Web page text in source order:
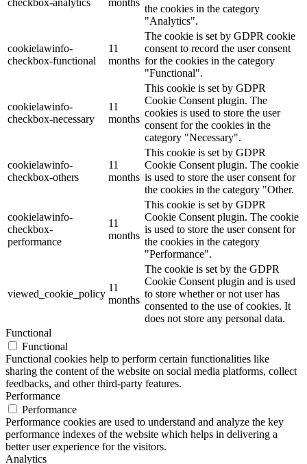
checkbox-analytics
months
the cookies in the category
"Analytics".
cookielawinfo-
checkbox-functional
11
months
The cookie is set by GDPR cookie
consent to record the user consent
for the cookies in the category
"Functional".
cookielawinfo-
checkbox-necessary
11
months
This cookie is set by GDPR
Cookie Consent plugin. The
cookies is used to store the user
consent for the cookies in the
category "Necessary".
cookielawinfo-
checkbox-others
11
months
This cookie is set by GDPR
Cookie Consent plugin. The cookie
is used to store the user consent for
the cookies in the category "Other.
cookielawinfo-
checkbox-
performance
11
months
This cookie is set by GDPR
Cookie Consent plugin. The cookie
is used to store the user consent for
the cookies in the category
"Performance".
viewed_cookie_policy
11
months
The cookie is set by the GDPR
Cookie Consent plugin and is used
to store whether or not user has
consented to the use of cookies. It
does not store any personal data.
Functional
Functional
Functional cookies help to perform certain functionalities like
sharing the content of the website on social media platforms, collect
feedbacks, and other third-party features.
Performance
Performance
Performance cookies are used to understand and analyze the key
performance indexes of the website which helps in delivering a
better user experience for the visitors.
Analytics